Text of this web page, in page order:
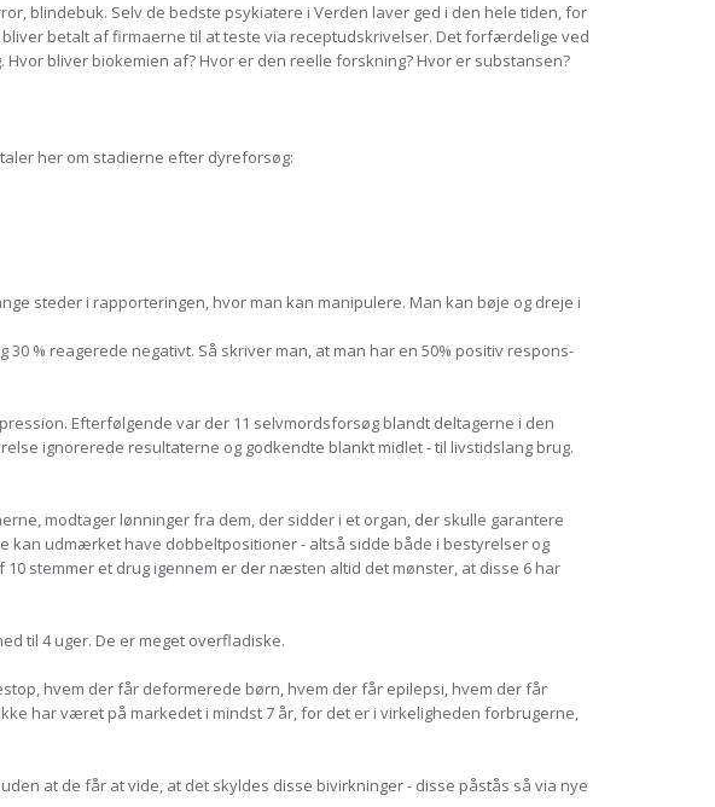
blindebuk. Selv de bedste psykiatere i Verden laver ged i den hele tiden, for
betalt af firmaerne til at teste via receptudskrivelser. Det forfærdelige ved
bliver biokemien af? Hvor er den reelle forskning? Hvor er substansen?
her om stadierne efter dyreforsøg:
steder i rapporteringen, hvor man kan manipulere. Man kan bøje og dreje i
% reagerede negativt. Så skriver man, at man har en 50% positiv respons-
Efterfølgende var der 11 selvmordsforsøg blandt deltagerne i den
ignorerede resultaterne og godkendte blankt midlet - til livstidslang brug.
modtager lønninger fra dem, der sidder i et organ, der skulle garantere
kan udmærket have dobbeltpositioner - altså sidde både i bestyrelser og
stemmer et drug igennem er der næsten altid det mønster, at disse 6 har
til 4 uger. De er meget overfladiske.
hvem der får deformerede børn, hvem der får epilepsi, hvem der får
har været på markedet i mindst 7 år, for det er i virkeligheden forbrugerne,
at de får at vide, at det skyldes disse bivirkninger - disse påstås så via nye